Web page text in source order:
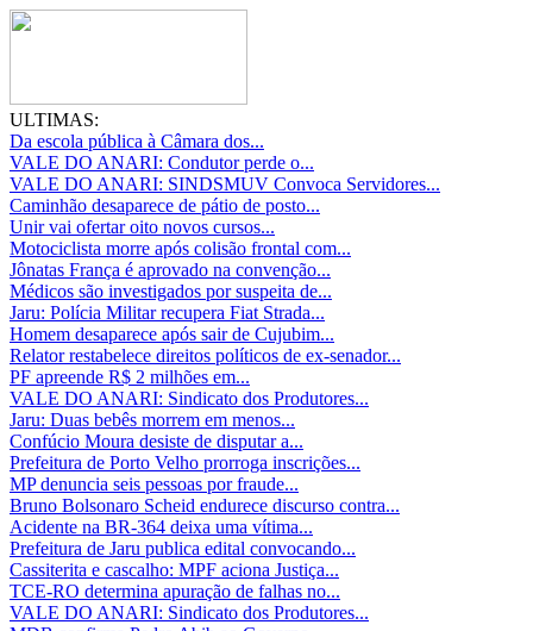
ULTIMAS:
Da escola pública à Câmara dos...
VALE DO ANARI: Condutor perde o...
VALE DO ANARI: SINDSMUV Convoca Servidores...
Caminhão desaparece de pátio de posto...
Unir vai ofertar oito novos cursos...
Motociclista morre após colisão frontal com...
Jônatas França é aprovado na convenção...
Médicos são investigados por suspeita de...
Jaru: Polícia Militar recupera Fiat Strada...
Homem desaparece após sair de Cujubim...
Relator restabelece direitos políticos de ex-senador...
PF apreende R$ 2 milhões em...
VALE DO ANARI: Sindicato dos Produtores...
Jaru: Duas bebês morrem em menos...
Confúcio Moura desiste de disputar a...
Prefeitura de Porto Velho prorroga inscrições...
MP denuncia seis pessoas por fraude...
Bruno Bolsonaro Scheid endurece discurso contra...
Acidente na BR-364 deixa uma vítima...
Prefeitura de Jaru publica edital convocando...
Cassiterita e cascalho: MPF aciona Justiça...
TCE-RO determina apuração de falhas no...
VALE DO ANARI: Sindicato dos Produtores...